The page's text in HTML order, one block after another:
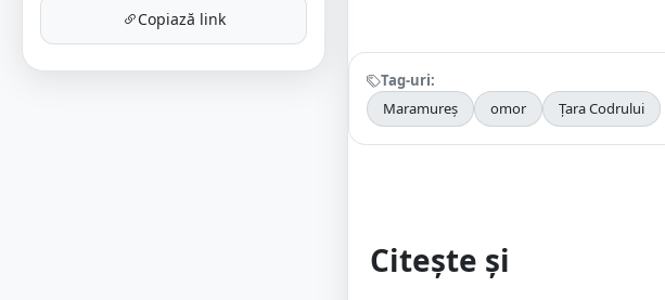
Copiază link
Tag-uri:
Maramureș
omor Țara Codrului
Citește și